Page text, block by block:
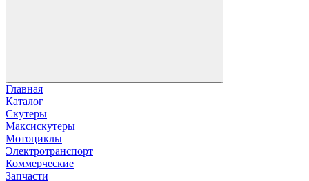
Главная
Каталог
Скутеры
Максискутеры
Мотоциклы
Электротранспорт
Коммерческие
Запчасти